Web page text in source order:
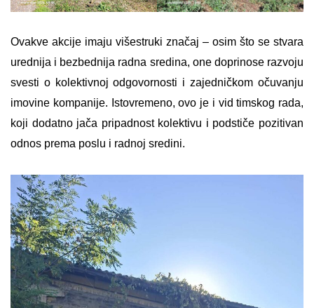
Ovakve akcije imaju višestruki značaj – osim što se stvara
urednija i bezbednija radna sredina, one doprinose razvoju
svesti o kolektivnoj odgovornosti i zajedničkom očuvanju
imovine kompanije. Istovremeno, ovo je i vid timskog rada,
koji dodatno jača pripadnost kolektivu i podstiče pozitivan
odnos prema poslu i radnoj sredini.